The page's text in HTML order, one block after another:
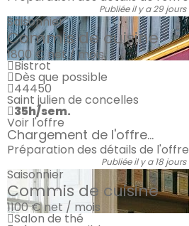
Publiée il y a 29 jours
Saisonnier
Commis de cuisine
1800 €net / mois
Bistrot
Dès que possible
44450
Saint julien de concelles
35h/sem.
Voir l'offre
Chargement de l'offre...
Préparation des détails de l'offre
Publiée il y a 18 jours
Saisonnier
Commis de cuisine
1100 €net / mois
Salon de thé